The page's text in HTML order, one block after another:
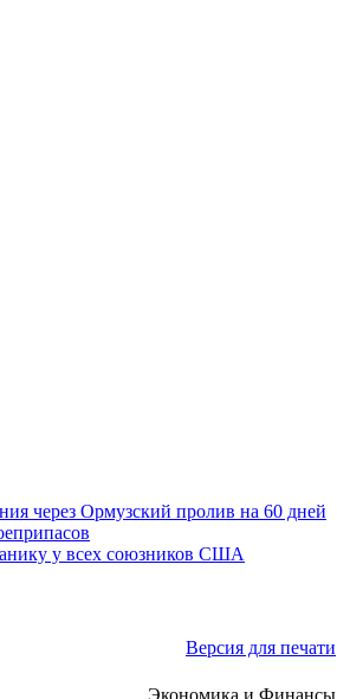
через Ормузский пролив на 60 дней
у всех союзников США
Версия для печати
Экономика и Финансы